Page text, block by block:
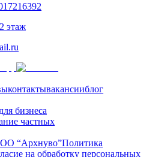
этаж
контактывакансииблог
бизнеса
частных
“Архнуво”Политика
на обработку персональных